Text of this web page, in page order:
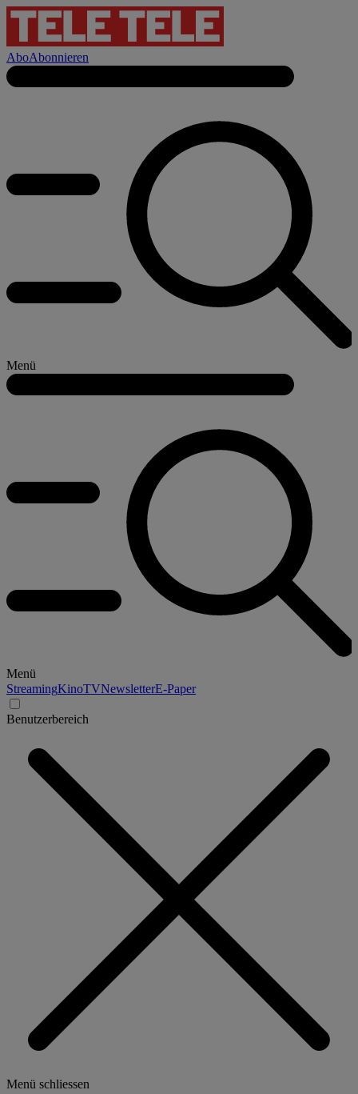
AboAbonnieren
Menü
Menü
StreamingKinoTVNewsletterE-Paper
Benutzerbereich
Menü schliessen